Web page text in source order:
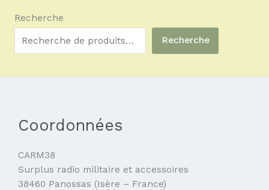
Recherche
Recherche
Coordonnées
CARM38
Surplus radio militaire et accessoires
38460 Panossas (Isère – France)